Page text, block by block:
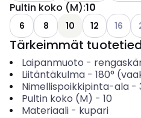
Pultin koko (M):10
6 8 10 12 Katso
16
Tärkeimmät
Laipanmuoto -
Liitäntäkulma- 180°
Nimellispoikkipinta-ala-
Pultin koko (M) - 10
Materiaali- kupari